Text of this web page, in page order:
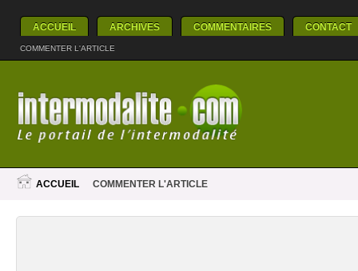
ACCUEIL ARCHIVES COMMENTAIRES CONTACT
COMMENTER L'ARTICLE
ACCUEIL COMMENTER L'ARTICLE